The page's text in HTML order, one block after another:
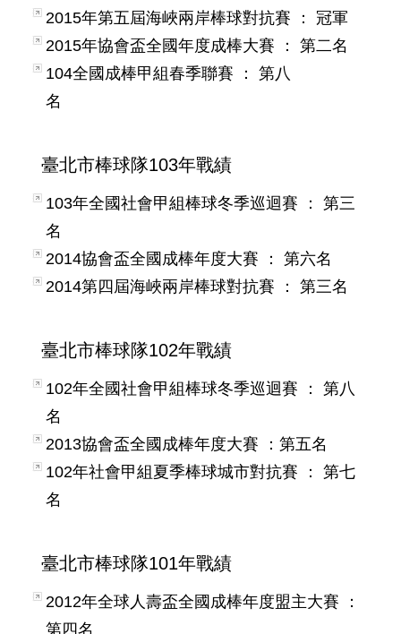
2015年第五屆海峽兩岸棒球對抗賽 ： 冠軍
2015年協會盃全國年度成棒大賽 ： 第二名
104全國成棒甲組春季聯賽 ： 第八
名
臺北市棒球隊103年戰績
103年全國社會甲組棒球冬季巡迴賽 ： 第三
名
2014協會盃全國成棒年度大賽 ： 第六名
2014第四屆海峽兩岸棒球對抗賽 ： 第三名
臺北市棒球隊102年戰績
102年全國社會甲組棒球冬季巡迴賽 ： 第八
名
2013協會盃全國成棒年度大賽 ：第五名
102年社會甲組夏季棒球城市對抗賽 ： 第七
名
臺北市棒球隊101年戰績
2012年全球人壽盃全國成棒年度盟主大賽 ：
第四名